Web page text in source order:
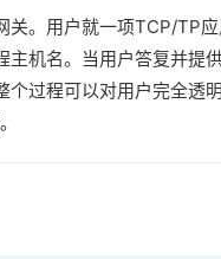
。用户就一项TCP/TP
机名。当用户答复并提
过程可以对用户完全透